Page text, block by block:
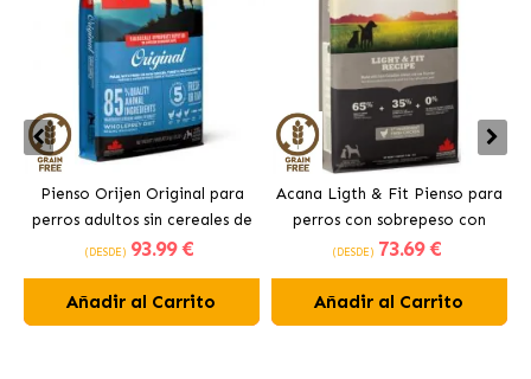
Pienso Orijen Original para
perros adultos sin cereales de
pollo
(DESDE) 93.99 €
Añadir al Carrito
Acana Ligth & Fit Pienso para
perros con sobrepeso con
pollo fresco
(DESDE) 73.69 €
Añadir al Carrito